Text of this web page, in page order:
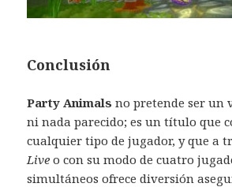
Conclusión
Party Animals no pretende ser un
ni nada parecido; es un título que
cualquier tipo de jugador, y que a
Live o con su modo de cuatro
simultáneos ofrece diversión